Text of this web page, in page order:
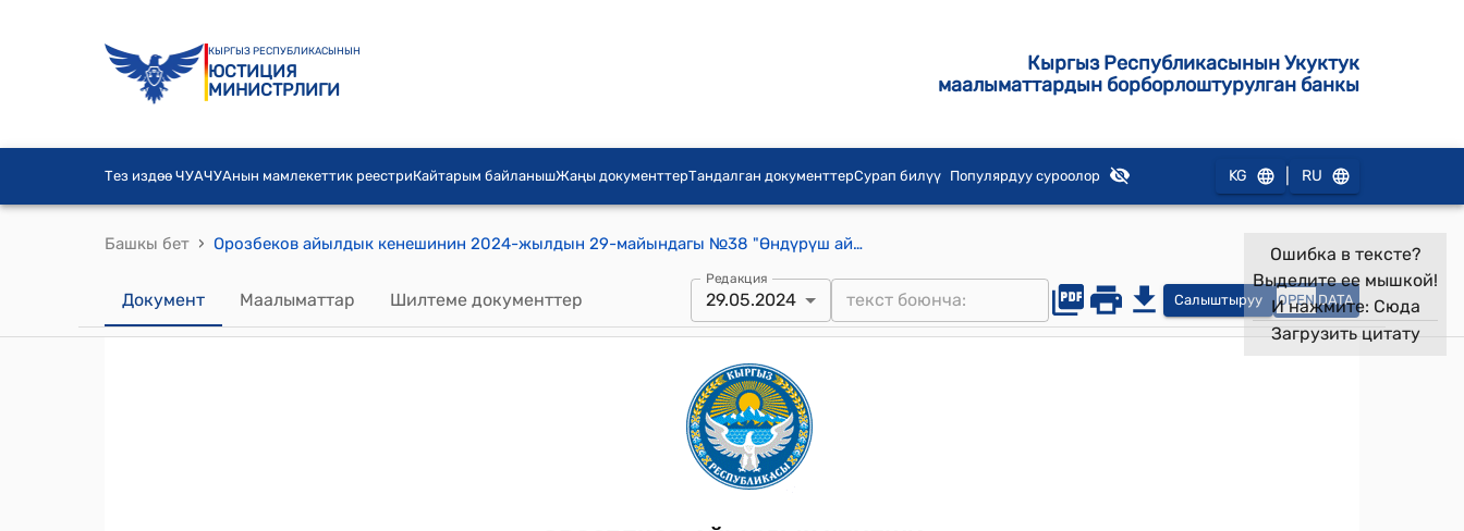
КЫРГЫЗ РЕСПУБЛИКАСЫНЫН
ЮСТИЦИЯ
МИНИСТРЛИГИ
Кыргыз Республикасынын Укуктук
маалыматтардын борборлоштурулган банкы
Тез издөө ЧУАЧУАнын мамлекеттик реестриКайтарым байланышЖаңы документтерТандалган документтерСурап билүү Популярдуу суроолор KG RU
Башкы бет › Орозбеков айылдык кенешинин 2024-жылдын 29-майындагы №38 "Өндүрүш айылындагы “Күлдү” ФАП нун полун жылуулоого каражат кароо жөнүндө" токтому.
Документ Маалыматтар Шилтеме документтер
Редакция
29.05.2024 Салыштыруу OPEN DATA
Ошибка в тексте?
Выделите ее мышкой!
И нажмите: Сюда
Загрузить цитату